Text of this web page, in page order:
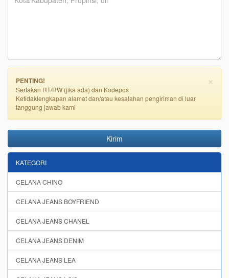
×
PENTING!
Sertakan RT/RW (jika ada) dan Kodepos
Ketidaklengkapan alamat dan/atau kesalahan pengiriman di luar
tanggung jawab kami
Kirim
KATEGORI
CELANA CHINO
CELANA JEANS BOYFRIEND
CELANA JEANS CHANEL
CELANA JEANS DENIM
CELANA JEANS LEA